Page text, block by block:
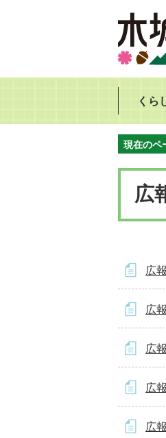
くら
現在のペ
広
広
広
広
広
広